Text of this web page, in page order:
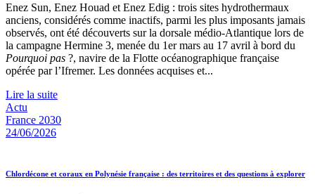
Enez Sun, Enez Houad et Enez Edig : trois sites hydrothermaux
anciens, considérés comme inactifs, parmi les plus imposants jamais
observés, ont été découverts sur la dorsale médio-Atlantique lors de
la campagne Hermine 3, menée du 1er mars au 17 avril à bord du
Pourquoi pas ?, navire de la Flotte océanographique française
opérée par l’Ifremer. Les données acquises et...
Lire la suite
Actu
France 2030
24/06/2026
Chlordécone et coraux en Polynésie française : des territoires et des questions à explorer